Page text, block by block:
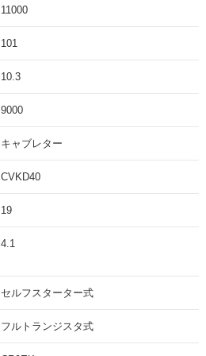
11000
101
10.3
9000
キャブレター
CVKD40
19
4.1
セルフスターター式
フルトランジスタ式